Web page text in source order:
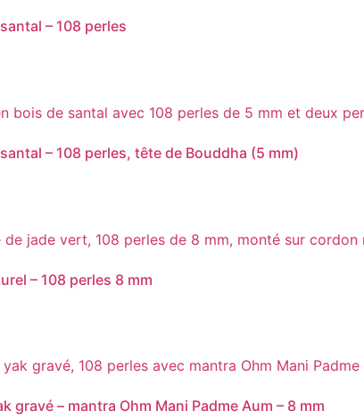
– 108 perles
– 108 perles, tête de Bouddha (5 mm)
– 108 perles 8 mm
gravé – mantra Ohm Mani Padme Aum – 8 mm